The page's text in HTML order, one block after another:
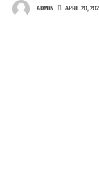
ADMIN APRIL 20,